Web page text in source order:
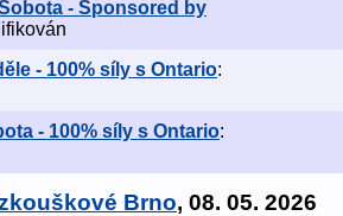
- Sponsored by
- 100% síly s Ontario:
- 100% síly s Ontario:
Brno, 08. 05. 2026